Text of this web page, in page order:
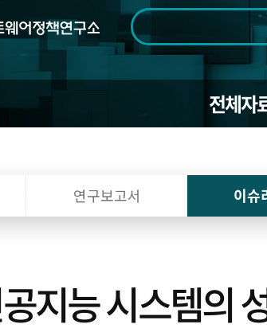
검색범위 전체
기간 전체 1일 1주 1
전체자
연구보고서 이슈
지능 시스템의